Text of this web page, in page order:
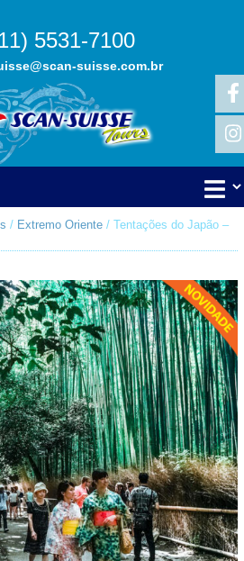
5531-7100
suisse.com.br
/ Extremo Oriente/ Tentações do Japão –